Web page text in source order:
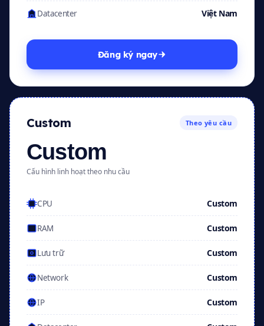
Datacenter Việt Nam
Đăng ký ngay
Custom Theo yêu cầu
Custom
Cấu hình linh hoạt theo nhu cầu
CPU Custom
RAM Custom
Lưu trữ Custom
Network Custom
IP Custom